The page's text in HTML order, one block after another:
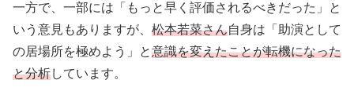
一方で、一部には「もっと早く評価されるべきだった」と
いう意見もありますが、 松本若菜さん自身は「助演として
の居場所を極めよう」と意識を変えたことが転機になった
と分析しています。